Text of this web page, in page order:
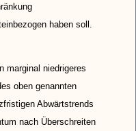
haben soll.
marginal niedrigeres
oben genannten
Abwärtstrends
nach Überschreiten